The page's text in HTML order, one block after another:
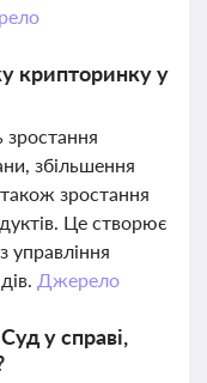
крипторинку у
збільшення
також зростання
Це створює
управління
Джерело
у справі,